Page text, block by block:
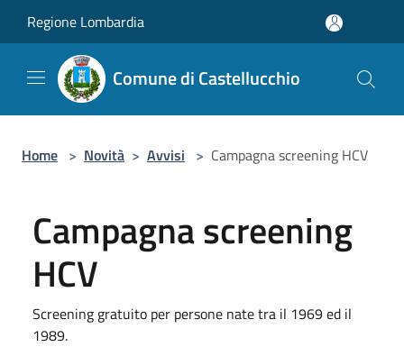
Regione Lombardia
Comune di Castellucchio
Home > Novità > Avvisi > Campagna screening HCV
Campagna screening
HCV
Screening gratuito per persone nate tra il 1969 ed il
1989.